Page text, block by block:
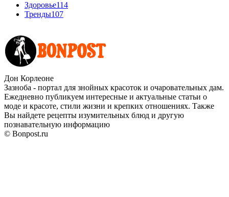
Здоровье114
Тренды107
Дон Корлеоне
Зазноба - портал для знойных красоток и очаровательных дам.
Ежедневно публикуем интересные и актуальные статьи о
моде и красоте, стили жизни и крепких отношениях. Также
Вы найдете рецепты изумительных блюд и другую
познавательную информацию
© Bonpost.ru